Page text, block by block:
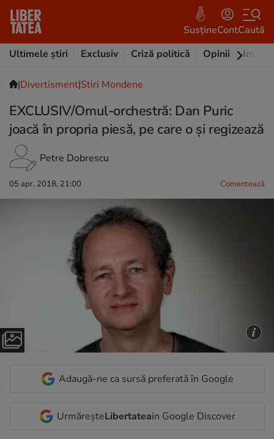
SusțineContCaută
Ultimele știri
Exclusiv Criză politică Opinii
|Divertisment|Stiri Mondene
EXCLUSIV/Omul-orchestră: Dan Puric
joacă în propria piesă, pe care o şi regizează
Petre Dobrescu
05 apr. 2018, 21:00 Comentează
Adaugă-ne ca sursă preferată în Google
UrmăreșteLibertateain Google Discover